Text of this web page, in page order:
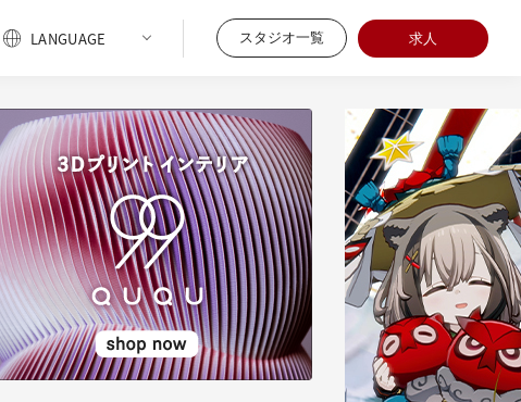
スタジオ一覧 求人